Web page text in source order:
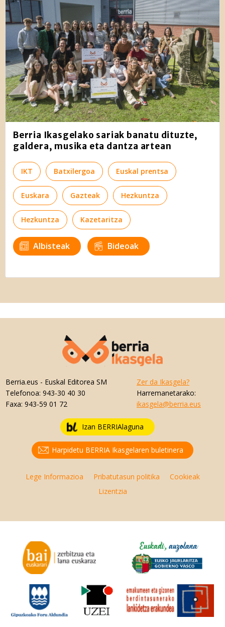
Berria Ikasgelako sariak banatu dituzte,
galdera, musika eta dantza artean
IKT Batxilergoa Euskal prentsa
Euskara Gazteak Hezkuntza
Hezkuntza Kazetaritza
Albisteak Bideoak
Berria.eus - Euskal Editorea SM
Telefonoa: 943-30 40 30
Faxa: 943-59 01 72
Zer da Ikasgela?
Harremanetarako:
ikasgela@berria.eus
Izan BERRIAlaguna
Harpidetu BERRIA Ikasgelaren buletinera
Lege Informazioa Pribatutasun politika
Cookieak
Lizentzia